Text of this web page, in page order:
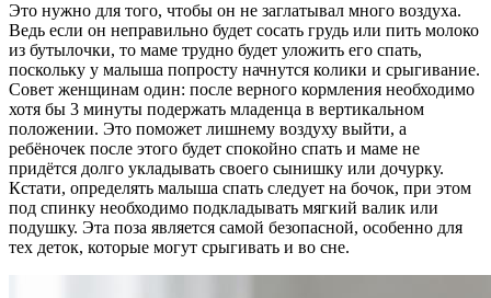
Это нужно для того, чтобы он не заглатывал много воздуха.
Ведь если он неправильно будет сосать грудь или пить молоко
из бутылочки, то маме трудно будет уложить его спать,
поскольку у малыша попросту начнутся колики и срыгивание.
Совет женщинам один: после верного кормления необходимо
хотя бы 3 минуты подержать младенца в вертикальном
положении. Это поможет лишнему воздуху выйти, а
ребёночек после этого будет спокойно спать и маме не
придётся долго укладывать своего сынишку или дочурку.
Кстати, определять малыша спать следует на бочок, при этом
под спинку необходимо подкладывать мягкий валик или
подушку. Эта поза является самой безопасной, особенно для
тех деток, которые могут срыгивать и во сне.